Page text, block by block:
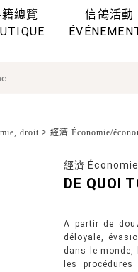
總覽
信鴿活動
droit > 經濟 Économie/
經濟
DE QUOI
A partir de
déloyale,
dans le
les